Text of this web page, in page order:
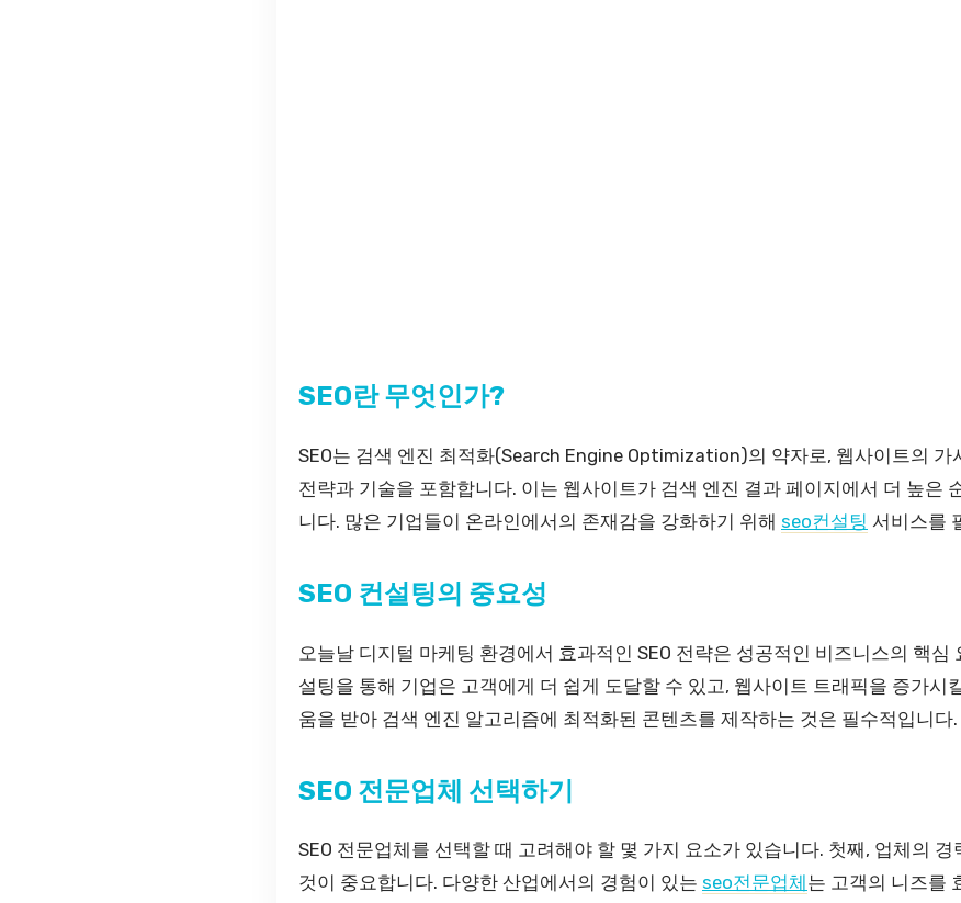
SEO란 무엇인가?
SEO는 검색 엔진 최적화(Search Engine Optimization)의 약자로, 웹사이트의 가
전략과 기술을 포함합니다. 이는 웹사이트가 검색 엔진 결과 페이지에서 더 높은
니다. 많은 기업들이 온라인에서의 존재감을 강화하기 위해 seo컨설팅 서비스를
SEO 컨설팅의 중요성
오늘날 디지털 마케팅 환경에서 효과적인 SEO 전략은 성공적인 비즈니스의 핵심
설팅을 통해 기업은 고객에게 더 쉽게 도달할 수 있고, 웹사이트 트래픽을 증가시
움을 받아 검색 엔진 알고리즘에 최적화된 콘텐츠를 제작하는 것은 필수적입니다.
SEO 전문업체 선택하기
SEO 전문업체를 선택할 때 고려해야 할 몇 가지 요소가 있습니다. 첫째, 업체의
것이 중요합니다. 다양한 산업에서의 경험이 있는 seo전문업체 는 고객의 니즈를